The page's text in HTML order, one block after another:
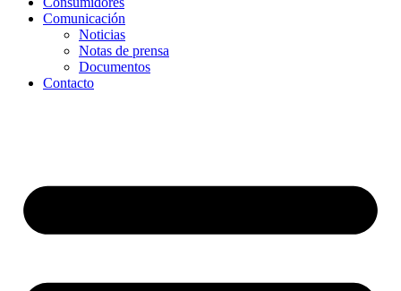
Comunicación
Noticias
Notas de prensa
Documentos
Contacto